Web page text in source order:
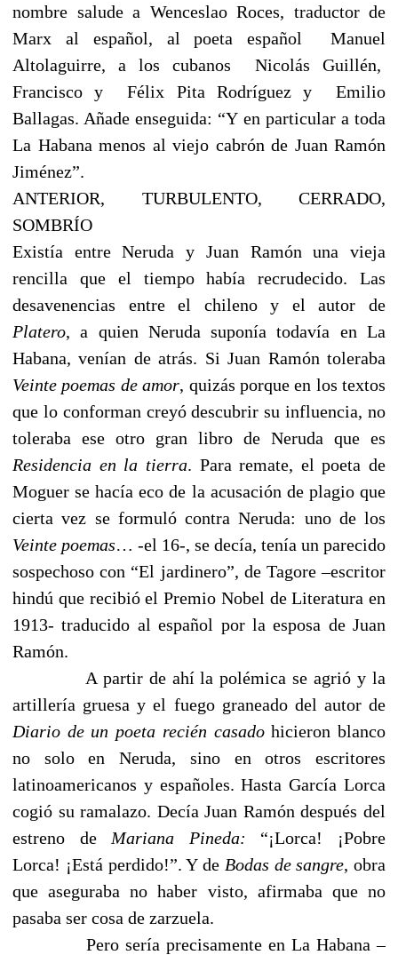
nombre salude a Wenceslao Roces, traductor de
Marx al español, al poeta español
Manuel
Altolaguirre, a los cubanos
Nicolás Guillén,
Francisco y
Félix Pita Rodríguez y
Emilio
Ballagas. Añade enseguida: “Y en particular a toda
La Habana menos al viejo cabrón de Juan Ramón
Jiménez”.
ANTERIOR, TURBULENTO, CERRADO,
SOMBRÍO
Existía entre Neruda y Juan Ramón una vieja
rencilla que el tiempo había recrudecido. Las
desavenencias entre el chileno y el autor de
Platero, a quien Neruda suponía todavía en La
Habana, venían de atrás. Si Juan Ramón toleraba
Veinte poemas de amor, quizás porque en los textos
que lo conforman creyó descubrir su influencia, no
toleraba ese otro gran libro de Neruda que es
Residencia en la tierra. Para remate, el poeta de
Moguer se hacía eco de la acusación de plagio que
cierta vez se formuló contra Neruda: uno de los
Veinte poemas… -el 16-, se decía, tenía un parecido
sospechoso con “El jardinero”, de Tagore –escritor
hindú que recibió el Premio Nobel de Literatura en
1913- traducido al español por la esposa de Juan
Ramón.
A partir de ahí la polémica se agrió y la
artillería gruesa y el fuego graneado del autor de
Diario de un poeta recién casadohicieron blanco
no solo en Neruda, sino en otros escritores
latinoamericanos y españoles. Hasta García Lorca
cogió su ramalazo. Decía Juan Ramón después del
estreno de Mariana Pineda: “¡Lorca! ¡Pobre
Lorca! ¡Está perdido!”. Y de Bodas de sangre, obra
que aseguraba no haber visto, afirmaba que no
pasaba ser cosa de zarzuela.
Pero sería precisamente en La Habana –